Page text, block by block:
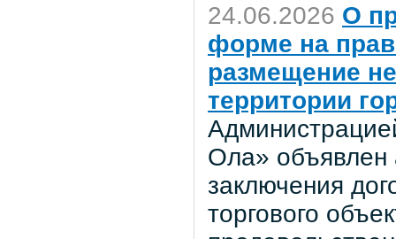
24.06.2026 О
форме на
размещение
территории
Ола» объявлен
заключения
торгового